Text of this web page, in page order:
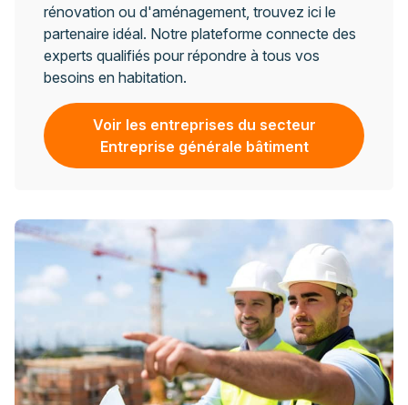
rénovation ou d'aménagement, trouvez ici le
partenaire idéal. Notre plateforme connecte des
experts qualifiés pour répondre à tous vos
besoins en habitation.
Voir les entreprises du secteur
Entreprise générale bâtiment